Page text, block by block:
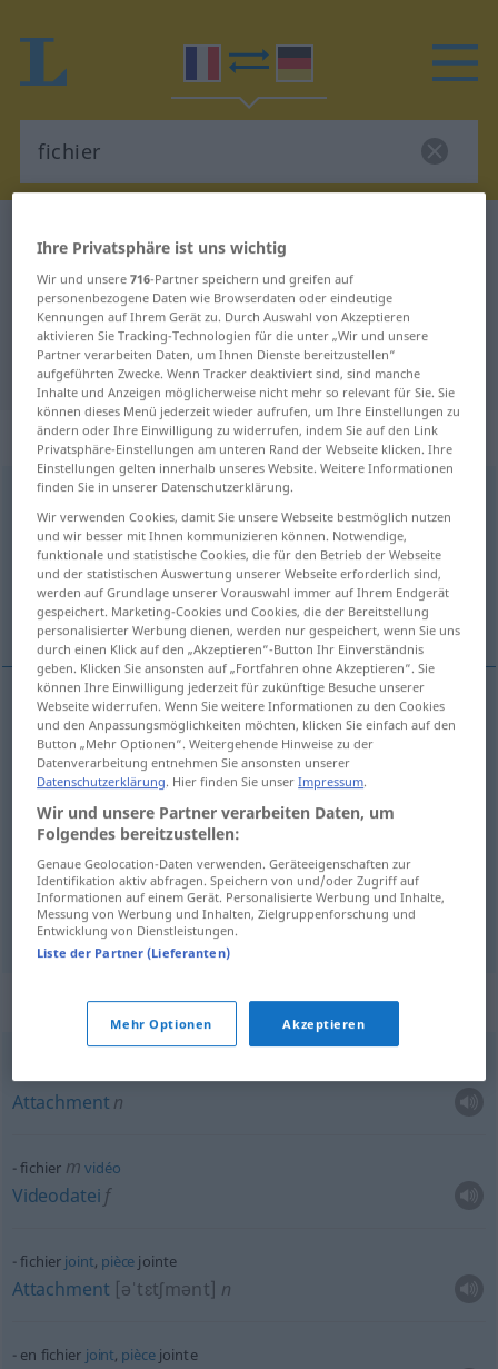
Französisch-Deutsch Übersetzung
für "fichier"
"fichier" Deutsch Übersetzung
„fichier“: masculin
fichier [fiʃje] m
Übersicht aller Übersetzungen
(Für mehr Details die Übersetzung anklicken/antippen)
Kartei Karteikasten Datei
Karteif fichier (≈ fiches)
Karteikasten m fichierboîte
Dateif fichier INFORM
Beispielsätze für "fichier"
Attachment n
fichier m vidéo
Videodatei f
fichier joint, pièce jointe
Attachment [əˈtɛtʃmənt] n
en fichier joint, piècejointe
Ihre Privatsphäre ist uns wichtig
Wir und unsere716-Partner speichern und greifen auf
personenbezogene Daten wie Browserdaten oder eindeutige
Kennungen auf Ihrem Gerät zu. Durch Auswahl von Akzeptieren
aktivieren Sie Tracking-Technologien für die unter „Wir und unsere
Partner verarbeiten Daten, um Ihnen Dienste bereitzustellen“
aufgeführten Zwecke. Wenn Tracker deaktiviert sind, sind manche
Inhalte und Anzeigen möglicherweise nicht mehr so relevant für Sie. Sie
können dieses Menü jederzeit wieder aufrufen, um Ihre Einstellungen zu
ändern oder Ihre Einwilligung zu widerrufen, indem Sie auf den Link
Privatsphäre-Einstellungen am unteren Rand der Webseite klicken. Ihre
Einstellungen gelten innerhalb unseres Website. Weitere Informationen
finden Sie in unserer Datenschutzerklärung.
Wir verwenden Cookies, damit Sie unsere Webseite bestmöglich nutzen
und wir besser mit Ihnen kommunizieren können. Notwendige,
funktionale und statistische Cookies, die für den Betrieb der Webseite
und der statistischen Auswertung unserer Webseite erforderlich sind,
werden auf Grundlage unserer Vorauswahl immer auf Ihrem Endgerät
gespeichert. Marketing-Cookies und Cookies, die der Bereitstellung
personalisierter Werbung dienen, werden nur gespeichert, wenn Sie uns
durch einen Klick auf den „Akzeptieren“-Button Ihr Einverständnis
geben. Klicken Sie ansonsten auf „Fortfahren ohne Akzeptieren“. Sie
können Ihre Einwilligung jederzeit für zukünftige Besuche unserer
Webseite widerrufen. Wenn Sie weitere Informationen zu den Cookies
und den Anpassungsmöglichkeiten möchten, klicken Sie einfach auf den
Button „Mehr Optionen“. Weitergehende Hinweise zu der
Datenverarbeitung entnehmen Sie ansonsten unserer
Datenschutzerklärung. Hier finden Sie unserImpressum.
Wir und unsere Partner verarbeiten Daten, um
Folgendes bereitzustellen:
Genaue Geolocation-Daten verwenden. Geräteeigenschaften zur
Identifikation aktiv abfragen. Speichern von und/oder Zugriff auf
Informationen auf einem Gerät. Personalisierte Werbung und Inhalte,
Messung von Werbung und Inhalten, Zielgruppenforschung und
Entwicklung von Dienstleistungen.
Liste der Partner (Lieferanten)
Mehr Optionen Akzeptieren